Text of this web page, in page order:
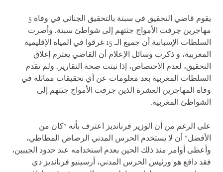
يقوم قاضي التحقيق في سبتة بالتحقيق الجنائي في وفاة 5
مهاجرين جرفت الأمواج جثتهم إلى شواطئ سبتة. وأصرت
السلطات الإسبانية أن جميع الـ 15 غرقوا في المياه الإقليمية
المغربية، و ذكرت وسائل الإعلام أن القاضي يعتزم إغلاق
التحقيق، لعدم الاختصاص، إذا ثبتت صحة التقارير. ولم تقدم
السلطات المغربية بعد معلومات عن أي تحقيقات مماثلة في
وفاة المهاجرين العشرة الذين جرفت الأمواج جثتهم إلى
الشواطئ المغربية.
على الرغم من أن الوزير فرنانديز اعترف بأنه "كان من
الأفضل" أن لا يستخدم الحرس المدني الرصاص المطاطي،
وأعطى أوامر منذ ذلك الحين بعدم استخدامه عند حدود الجيبين،
فقد دافع هو ورئيس الحرس المدني، أرسينيو فرنانديز دي